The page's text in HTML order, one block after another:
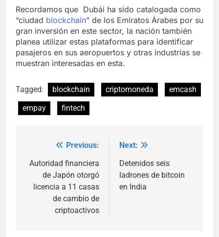
Recordamos que Dubái ha sido catalogada como
“ciudad blockchain” de los Emiratos Árabes por su
gran inversión en este sector, la nación también
planea utilizar estas plataformas para identificar
pasajeros en sus aeropuertos y otras industrias se
muestran interesadas en esta.
Tagged: blockchain criptomoneda
emcash
empay
fintech
navigation
Previous:
Autoridad financiera
de Japón otorgó
licencia a 11 casas
de cambio de
criptoactivos
Next:
Detenidos seis
ladrones de bitcoin
en India